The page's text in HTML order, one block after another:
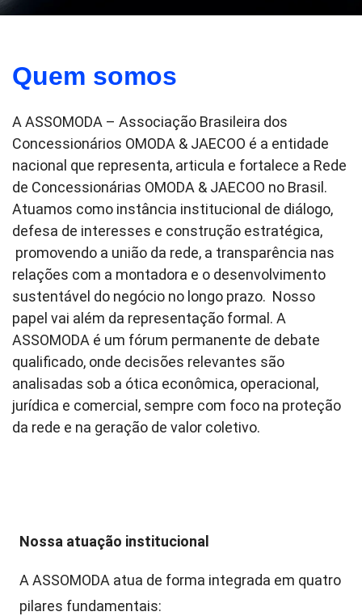
Quem somos
A ASSOMODA – Associação Brasileira dos
Concessionários OMODA & JAECOO é a entidade
nacional que representa, articula e fortalece a Rede
de Concessionárias OMODA & JAECOO no Brasil.
Atuamos como instância institucional de diálogo,
defesa de interesses e construção estratégica,
promovendo a união da rede, a transparência nas
relações com a montadora e o desenvolvimento
sustentável do negócio no longo prazo. Nosso
papel vai além da representação formal. A
ASSOMODA é um fórum permanente de debate
qualificado, onde decisões relevantes são
analisadas sob a ótica econômica, operacional,
jurídica e comercial, sempre com foco na proteção
da rede e na geração de valor coletivo.
Nossa atuação institucional
A ASSOMODA atua de forma integrada em quatro
pilares fundamentais: